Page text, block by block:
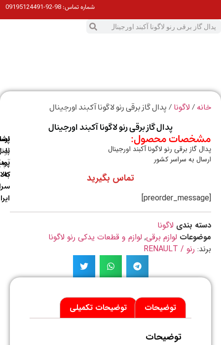
شماره تماس:98-92-09195124491
/لاگونا / پدال گاز برقی رنو لاگونا آکبند اورجینال
پدال گاز برقی رنو لاگونا آکبند اورجینال
محصول:
گاز برقی رنو لاگونا آکبند اورجینال
به سراسر کشور
تماس بگیرید
بندی لاگونا
لوازم برقی,لوازم و قطعات یدکی رنو لاگونا
رنو / RENAULT
سراسر
اصالت
پشتیبانی
(واتس
توضیحات توضیحات تکمیلی
توضیحات